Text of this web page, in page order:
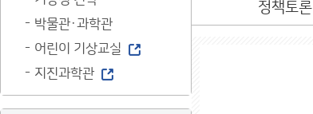
박물관·과학관
어린이 기상교실
지진과학관
정책토론